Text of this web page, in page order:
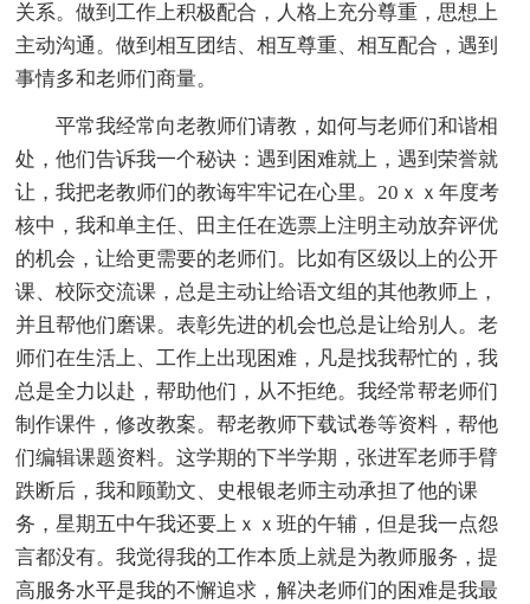
关系。做到工作上积极配合，人格上充分尊重，思想上
主动沟通。做到相互团结、相互尊重、相互配合，遇到
事情多和老师们商量。
平常我经常向老教师们请教，如何与老师们和谐相
处，他们告诉我一个秘诀：遇到困难就上，遇到荣誉就
让，我把老教师们的教诲牢牢记在心里。20ｘｘ年度考
核中，我和单主任、田主任在选票上注明主动放弃评优
的机会，让给更需要的老师们。比如有区级以上的公开
课、校际交流课，总是主动让给语文组的其他教师上，
并且帮他们磨课。表彰先进的机会也总是让给别人。老
师们在生活上、工作上出现困难，凡是找我帮忙的，我
总是全力以赴，帮助他们，从不拒绝。我经常帮老师们
制作课件，修改教案。帮老教师下载试卷等资料，帮他
们编辑课题资料。这学期的下半学期，张进军老师手臂
跌断后，我和顾勤文、史根银老师主动承担了他的课
务，星期五中午我还要上ｘｘ班的午辅，但是我一点怨
言都没有。我觉得我的工作本质上就是为教师服务，提
高服务水平是我的不懈追求，解决老师们的困难是我最